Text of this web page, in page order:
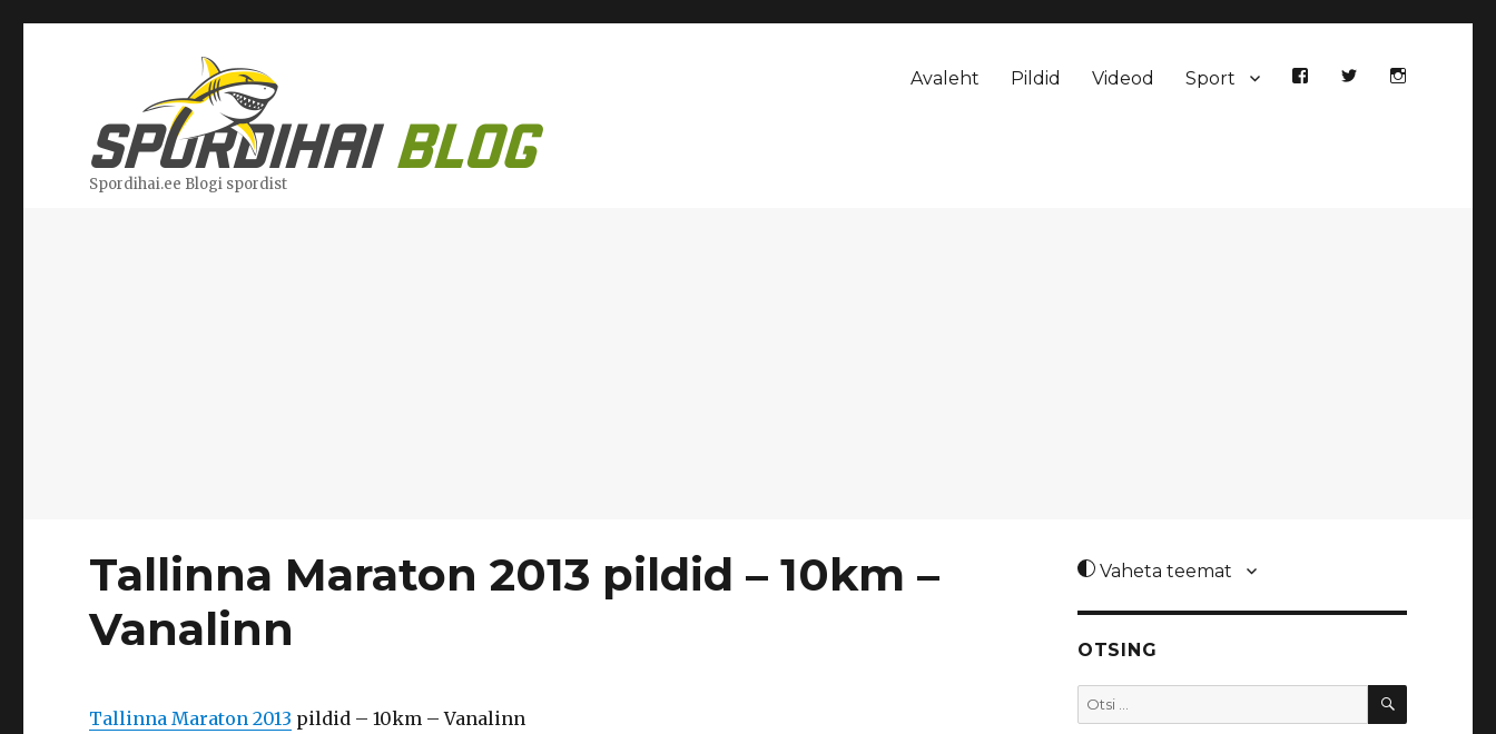
Spordihai.ee Blogi spordist
Avaleht Pildid Videod Sport
Tallinna Maraton 2013 pildid – 10km –
Vanalinn
Tallinna Maraton 2013 pildid – 10km – Vanalinn
Vaheta teemat
OTSING
Otsi: OTSI